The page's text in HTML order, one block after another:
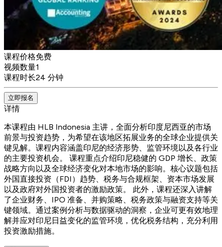
课程价格免费
视频数量1
课程时长24 分钟
立即报名
详情
本课程由 HLB Indonesia 主讲，全面分析印度尼西亚的市场
前景与投资趋势，为希望在该地区拓展业务的全球企业提供关
键见解。课程内容涵盖印尼的经济形势、监管环境以及各行业
的主要投资机会。 课程重点介绍印尼稳健的 GDP 增长、政策
战略方向以及全球经济变化对本地市场的影响。核心议题包括
外国直接投资（FDI）趋势、税务与合规框架、资本市场发展
以及政府对外国投资者的激励政策。 此外，课程还深入讲解
了企业财务、IPO 准备、并购策略、税务政策与融资支持等关
键领域。通过案例分析与数据驱动的洞察，企业可更有效地理
解并应对印尼日益变化的监管环境，优化税务结构，充分利用
投资激励措施。